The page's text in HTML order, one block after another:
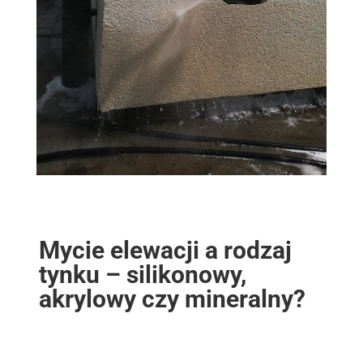
Mycie elewacji a rodzaj
tynku – silikonowy,
akrylowy czy mineralny?